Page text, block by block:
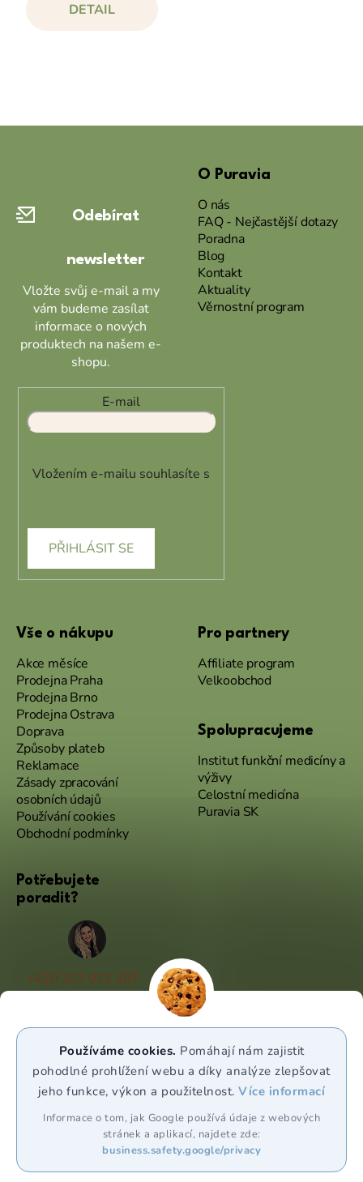
Používáme cookies. Pomáhají nám zajistit
pohodlné prohlížení webu a díky analýze zlepšovat
jeho funkce, výkon a použitelnost.Více informací
Informace o tom, jak Google používá údaje z webových
stránek a aplikací, najdete zde:
business.safety.google/privacy
DETAIL
Odebírat
newsletter
Vložte svůj e-mail a my
vám budeme zasílat
informace o nových
produktech na našem e-
shopu.
E-mail
Vložením e-mailu souhlasíte s
PŘIHLÁSIT SE
O Puravia
O nás
FAQ - Nejčastější dotazy
Poradna
Blog
Kontakt
Aktuality
Věrnostní program
Vše o nákupu
Akce měsíce
Prodejna Praha
Prodejna Brno
Prodejna Ostrava
Doprava
Způsoby plateb
Reklamace
Zásady zpracování
osobních údajů
Používání cookies
Obchodní podmínky
Pro partnery
Affiliate program
Velkoobchod
Spolupracujeme
Institut funkční medicíny a
výživy
Celostní medicína
Puravia SK
Potřebujete
poradit?
+420 227 072 207
(Po - Pá 9:00 - 17:00)
WhatsApp